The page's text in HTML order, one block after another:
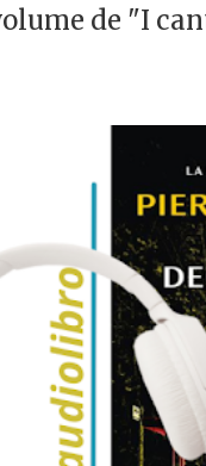
de "I